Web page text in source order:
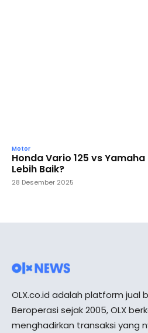
Motor
Honda Vario 125 vs Yamaha
Lebih Baik?
28 Desember 2025
OLX.co.id adalah platform jual
Beroperasi sejak 2005, OLX
menghadirkan transaksi yang